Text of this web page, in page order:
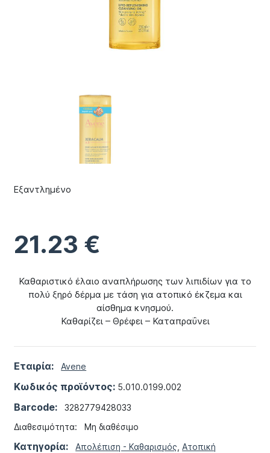
21.23 €
Καθαριστικό έλαιο αναπλήρωσης των λιπιδίων για το
πολύ ξηρό δέρμα με τάση για ατοπικό έκζεμα και
αίσθημα κνησμού.
Καθαρίζει – Θρέφει – Καταπραΰνει
Εταιρία: Avene
Κωδικός προϊόντος: 5.010.0199.002
Barcode:
3282779428033
Διαθεσιμότητα:Μη διαθέσιμο
Κατηγορία:Απολέπιση - Καθαρισμός ,Ατοπική
Εξαντλημένο